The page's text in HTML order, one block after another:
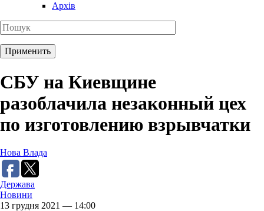
Архів
СБУ на Киевщине
разоблачила незаконный цех
по изготовлению взрывчатки
Нова Влада
Держава
Новини
13 грудня 2021 — 14:00